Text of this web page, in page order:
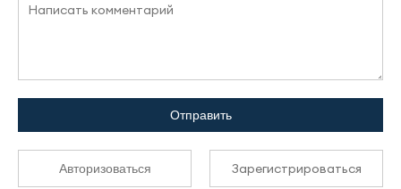
Отправить
Авторизоваться Зарегистрироваться